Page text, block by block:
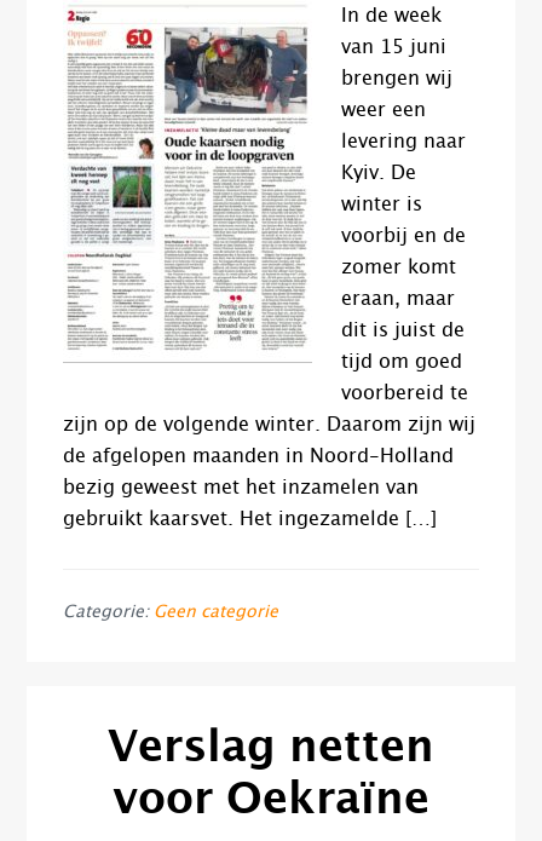
In de week
van 15 juni
brengen wij
weer een
levering naar
Kyiv. De
winter is
voorbij en de
zomer komt
eraan, maar
dit is juist de
tijd om goed
voorbereid te
zijn op de volgende winter. Daarom zijn wij
de afgelopen maanden in Noord-Holland
bezig geweest met het inzamelen van
gebruikt kaarsvet. Het ingezamelde […]
Categorie: Geen categorie
Verslag netten
voor Oekraïne